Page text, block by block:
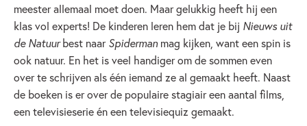
meester allemaal moet doen. Maar gelukkig heeft hij een
klas vol experts! De kinderen leren hem dat je bij Nieuws uit
de Natuurbest naarSpidermanmag kijken, want een spin is
ook natuur. En het is veel handiger om de sommen even
over te schrijven als één iemand ze al gemaakt heeft. Naast
de boeken is er over de populaire stagiair een aantal films,
een televisieserie én een televisiequiz gemaakt.